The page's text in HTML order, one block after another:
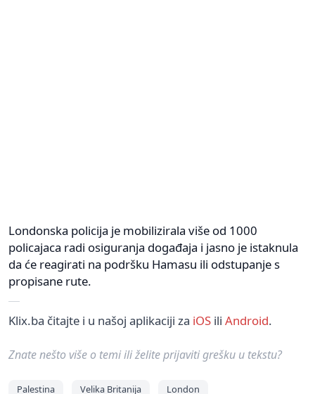
Londonska policija je mobilizirala više od 1000
policajaca radi osiguranja događaja i jasno je istaknula
da će reagirati na podršku Hamasu ili odstupanje s
propisane rute.
Klix.ba čitajte i u našoj aplikaciji za iOS ili Android.
Znate nešto više o temi ili želite prijaviti grešku u tekstu?
Palestina Velika Britanija London